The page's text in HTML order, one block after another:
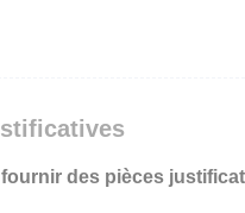
des pièces